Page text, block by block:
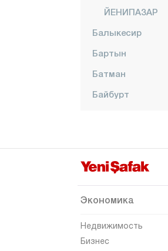
ЙЕНИПАЗАР
Балыкесир
Бартын
Батман
Байбурт
Болу
Бурдур
Чанаккале
Экономика
Недвижимость
Бизнес